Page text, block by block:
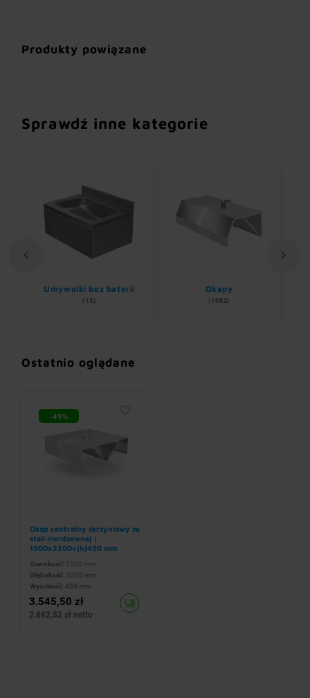
Produkty powiązane
Sprawdź inne kategorie
Umywalki bez baterii
(12)
Okapy
(1082)
Ostatnio oglądane
-49%
Okap centralny skrzyniowy ze
stali nierdzewnej |
1500x2200x(h)450 mm
Szerokość: 1500 mm
Głębokość: 2200 mm
Wysokość: 450 mm
3.545,50 zł
2.882,52 zł netto